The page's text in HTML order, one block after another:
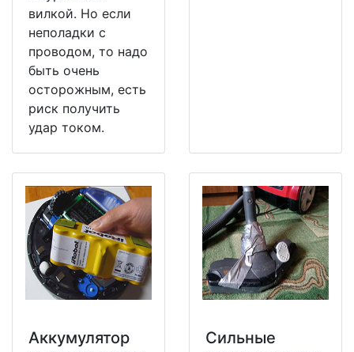
вилкой. Но если
неполадки с
проводом, то надо
быть очень
осторожным, есть
риск получить
удар током.
Аккумулятор
Сильные